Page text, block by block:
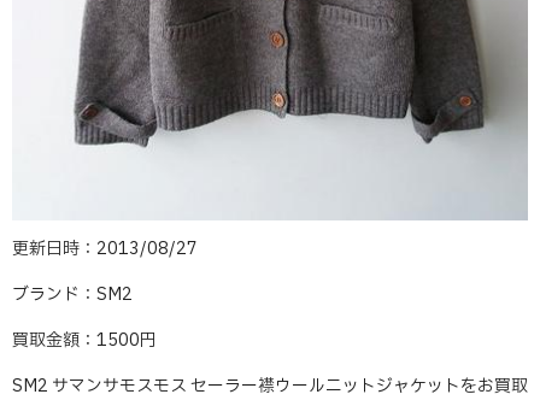
更新日時：2013/08/27
ブランド：SM2
買取金額：1500円
SM2 サマンサモスモス セーラー襟ウールニットジャケットをお買取